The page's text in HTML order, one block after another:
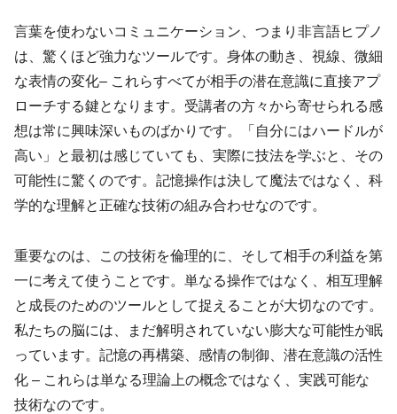
言葉を使わないコミュニケーション、つまり非言語ヒプノ
は、驚くほど強力なツールです。身体の動き、視線、微細
な表情の変化– これらすべてが相手の潜在意識に直接アプ
ローチする鍵となります。受講者の方々から寄せられる感
想は常に興味深いものばかりです。「自分にはハードルが
高い」と最初は感じていても、実際に技法を学ぶと、その
可能性に驚くのです。記憶操作は決して魔法ではなく、科
学的な理解と正確な技術の組み合わせなのです。
重要なのは、この技術を倫理的に、そして相手の利益を第
一に考えて使うことです。単なる操作ではなく、相互理解
と成長のためのツールとして捉えることが大切なのです。
私たちの脳には、まだ解明されていない膨大な可能性が眠
っています。記憶の再構築、感情の制御、潜在意識の活性
化 – これらは単なる理論上の概念ではなく、実践可能な
技術なのです。